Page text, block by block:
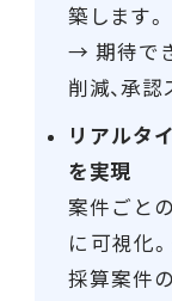
築します。
→ 期待で
削減、承
リアルタ
を実現
案件ごと
に可視化
採算案件